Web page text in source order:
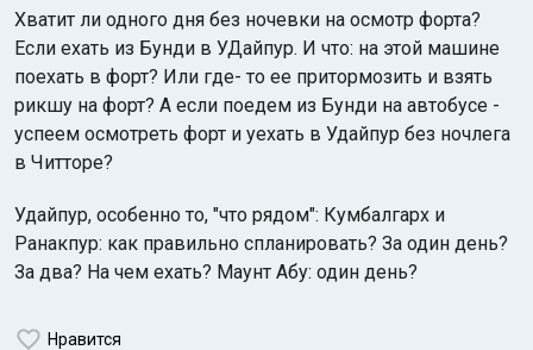
Индийский океан
Хватит ли одного дня без ночевки на осмотр форта?
Если ехать из Бунди в УДайпур. И что: на этой машине
поехать в форт? Или где- то ее притормозить и взять
рикшу на форт? А если поедем из Бунди на автобусе -
успеем осмотреть форт и уехать в Удайпур без ночлега
в Читторе?
Удайпур, особенно то, "что рядом": Кумбалгарх и
Ранакпур: как правильно спланировать? За один день?
За два? На чем ехать? Маунт Абу: один день?
Нравится